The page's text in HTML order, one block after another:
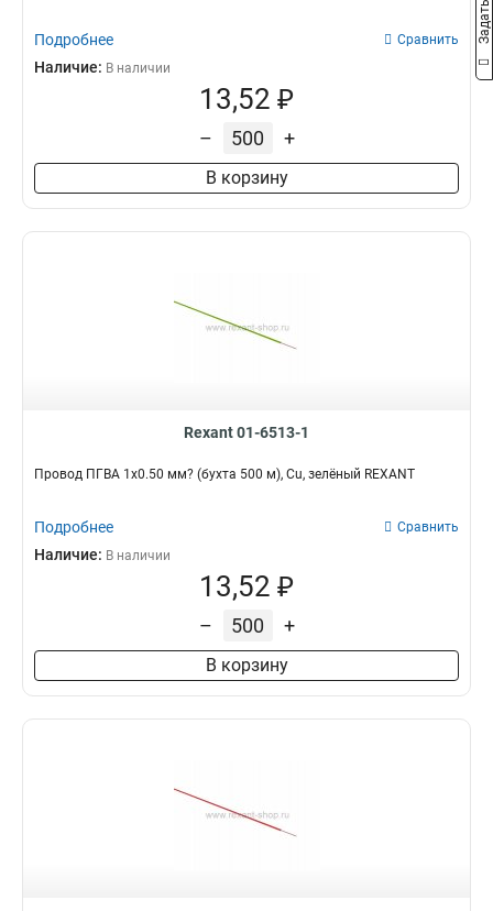
Подробнее Сравнить
Наличие: В наличии
13,52 ₽
– +
В корзину
Rexant 01-6513-1
Провод ПГВА 1х0.50 мм? (бухта 500 м), Cu, зелёный REXANT
Подробнее Сравнить
Наличие: В наличии
13,52 ₽
– +
В корзину